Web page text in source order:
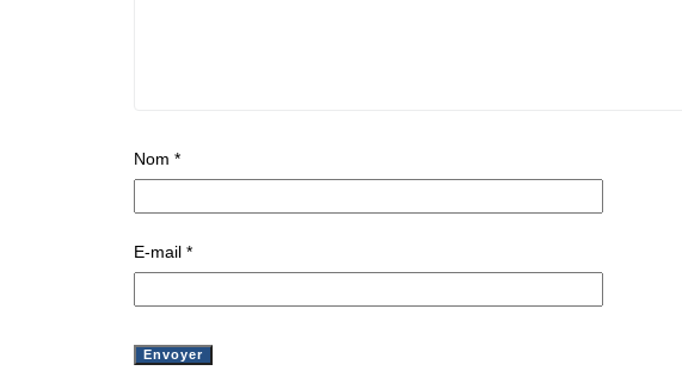
Nom *
E-mail *